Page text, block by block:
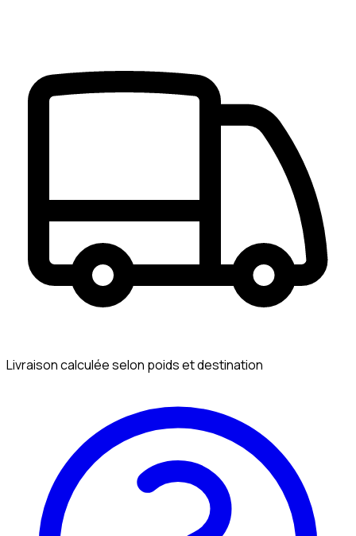
Livraison calculée selon poids et destination